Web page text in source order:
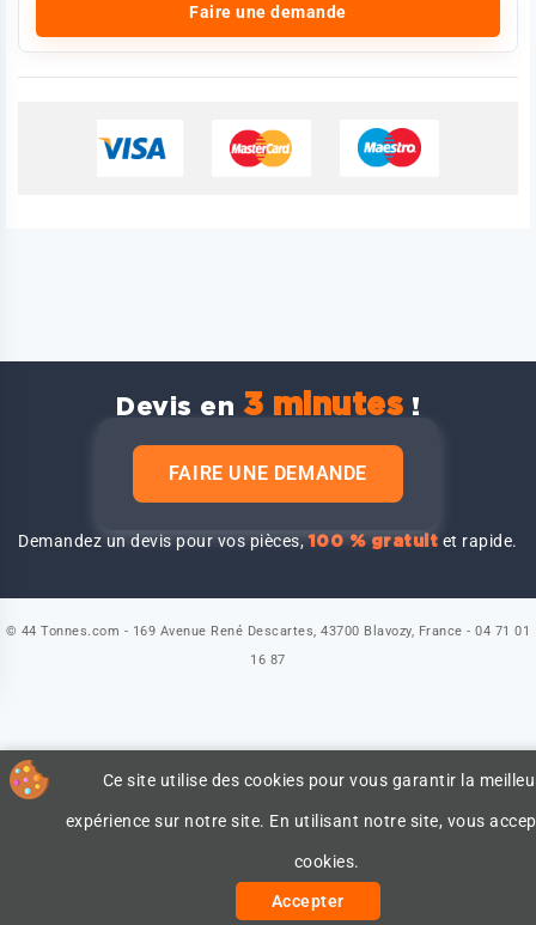
Faire une demande
Devis en 3 minutes !
FAIRE UNE DEMANDE
Demandez un devis pour vos pièces,100 % gratuit et rapide.
Ce site utilise des cookies pour vous garantir la
expérience sur notre site. En utilisant notre site, vous
cookies.
Accepter
© 44 Tonnes.com - 169 Avenue René Descartes, 43700 Blavozy, France - 04 71 01
16 87